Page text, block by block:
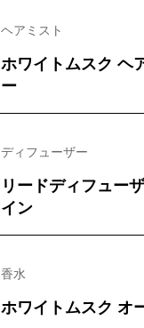
ヘアミスト
ホワイトムスク ヘ
ー
ディフューザー
リードディフュー
イン
香水
ホワイトムスク オ